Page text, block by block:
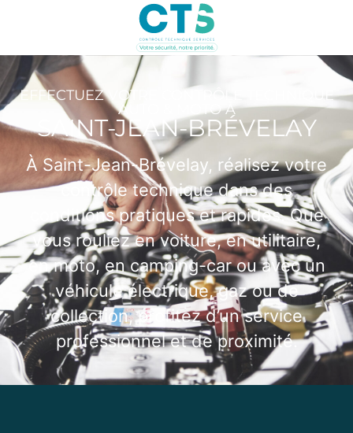
EFFECTUEZ VOTRE CONTRÔLE TECHNIQUE
AUTO & MOTO À
SAINT-JEAN-BRÉVELAY
À Saint-Jean-Brévelay, réalisez votre
contrôle technique dans des
conditions pratiques et rapides. Que
vous rouliez en voiture, en utilitaire,
en moto, en camping-car ou avec un
véhicule électrique, gaz ou de
collection, profitez d’un service
professionnel et de proximité.